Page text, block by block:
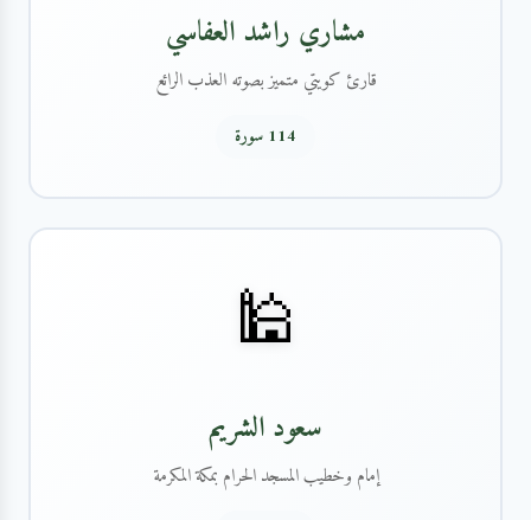
مشاري راشد العفاسي
قارئ كويتي متميز بصوته العذب الرائع
114 سورة
🕌
سعود الشريم
إمام وخطيب المسجد الحرام بمكة المكرمة